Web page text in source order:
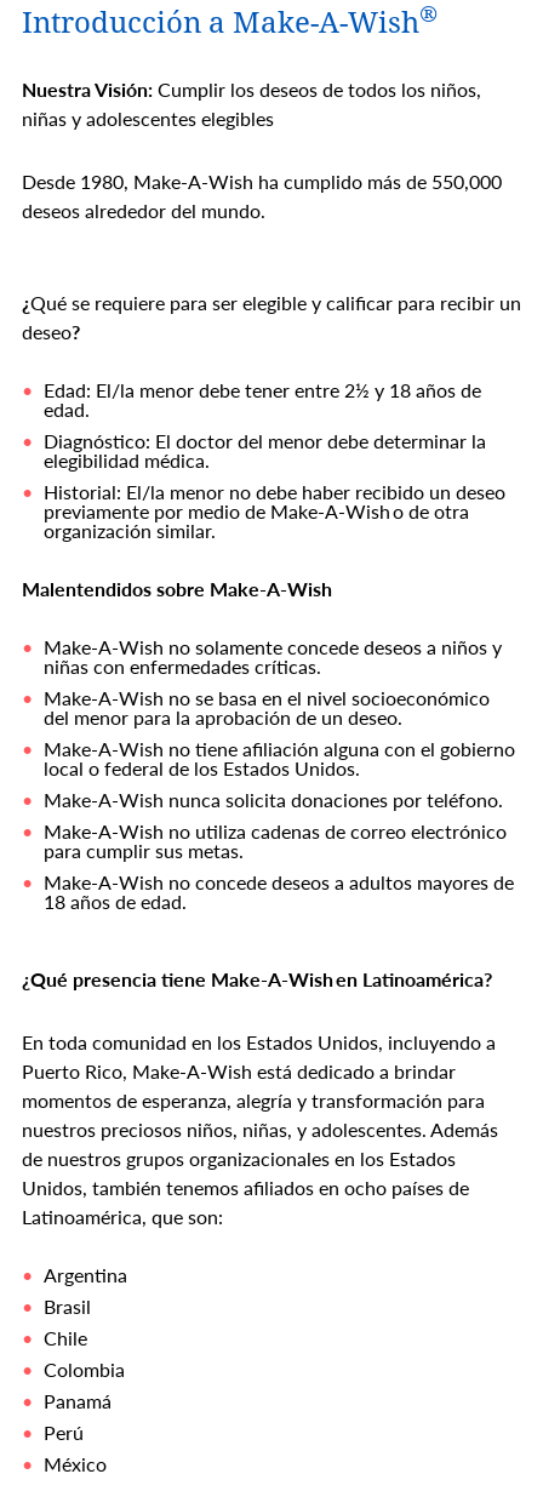
Introducción a Make-A-Wish®
Nuestra Visión:Cumplir los deseos de todos los niños,
niñas y adolescentes elegibles
Desde 1980, Make-A-Wish ha cumplido más de 550,000
deseos alrededor del mundo.
¿Qué se requiere para ser elegible y calificar para recibir un
deseo?
Edad: El/la menor debe tener entre 2½ y 18 años de
edad.
Diagnóstico: El doctor del menor debe determinar la
elegibilidad médica.
Historial: El/la menor no debe haber recibido un deseo
previamente por medio de Make-A-Wish o de otra
organización similar.
Malentendidos sobre Make-A-Wish
Make-A-Wish no solamente concede deseos a niños y
niñas con enfermedades críticas.
Make-A-Wish no se basa en el nivel socioeconómico
del menor para la aprobación de un deseo.
Make-A-Wish no tiene afiliación alguna con el gobierno
local o federal de los Estados Unidos.
Make-A-Wish nunca solicita donaciones por teléfono.
Make-A-Wish no utiliza cadenas de correo electrónico
para cumplir sus metas.
Make-A-Wish no concede deseos a adultos mayores de
18 años de edad.
¿Qué presencia tiene Make-A-Wish en Latinoamérica?
En toda comunidad en los Estados Unidos, incluyendo a
Puerto Rico, Make-A-Wish está dedicado a brindar
momentos de esperanza, alegría y transformación para
nuestros preciosos niños, niñas, y adolescentes. Además
de nuestros grupos organizacionales en los Estados
Unidos, también tenemos afiliados en ocho países de
Latinoamérica, que son:
Argentina
Brasil
Chile
Colombia
Panamá
Perú
México